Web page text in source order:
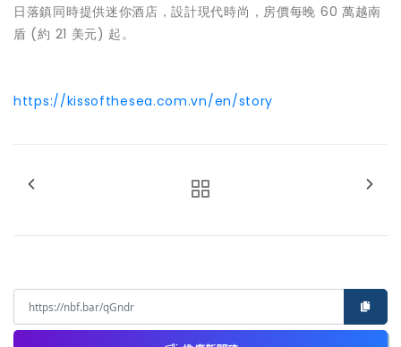
日落鎮同時提供迷你酒店，設計現代時尚，房價每晚 60 萬越南
盾 (約 21 美元) 起。
https://kissofthesea.com.vn/en/story